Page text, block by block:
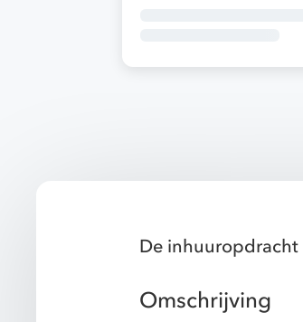
De inhuuropdracht
Omschrijving